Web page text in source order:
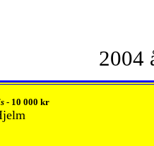
2004
- 10 000 kr